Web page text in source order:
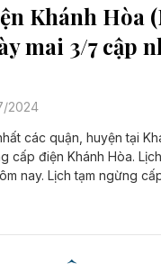
Khánh Hòa
mai 3/7 cập
2024
các quận, huyện tại
cấp điện Khánh Hòa.
nay. Lịch tạm ngừng